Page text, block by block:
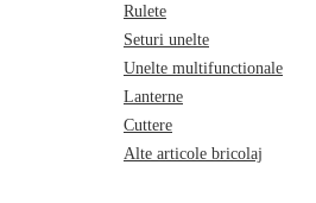
Rulete
Seturi unelte
Unelte multifunctionale
Lanterne
Cuttere
Alte articole bricolaj